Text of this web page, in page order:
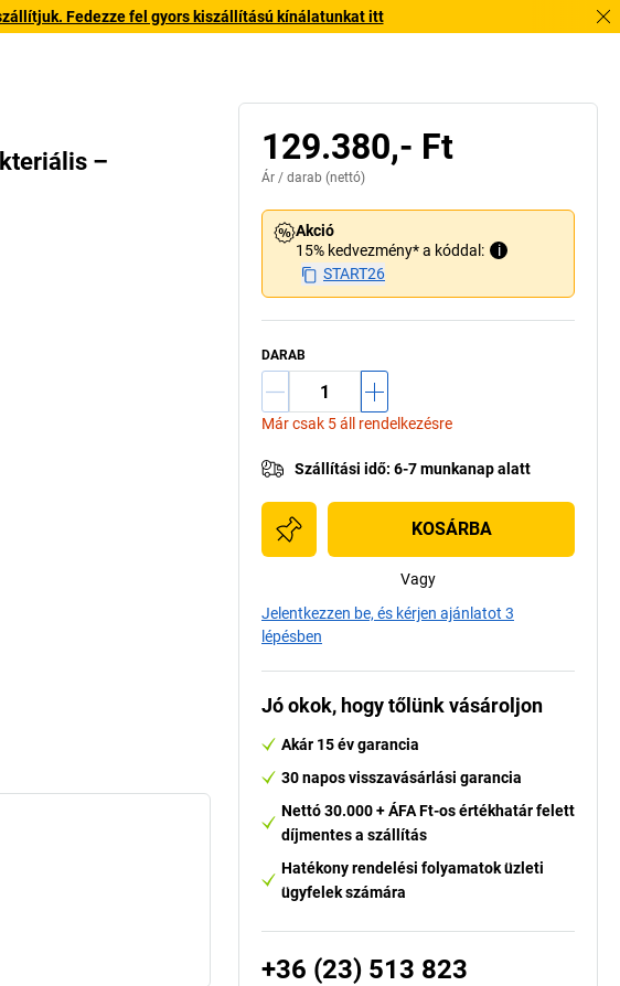
Fedezze fel gyors kiszállítású kínálatunkat itt
–
Hengerzár
129.380,- Ft
Ár / darab (nettó)
Akció
15% kedvezmény* a kóddal:
i
START26
DARAB
Már csak 5 áll rendelkezésre
Szállítási idő: 6-7 munkanap alatt
KOSÁRBA
Vagy
Jelentkezzen be, és kérjen ajánlatot 3
lépésben
Jó okok, hogy tőlünk vásároljon
Akár 15 év garancia
30 napos visszavásárlási garancia
Nettó 30.000 + ÁFA Ft-os értékhatár felett
díjmentes a szállítás
Hatékony rendelési folyamatok üzleti
ügyfelek számára
+36 (23) 513 823